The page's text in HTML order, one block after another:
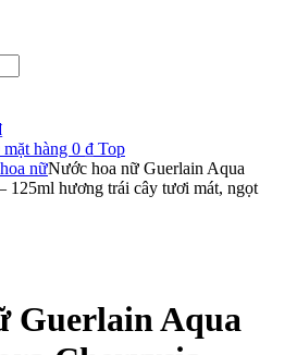
mặt hàng 0 ₫ Top
nữNước hoa nữ Guerlain Aqua
125ml hương trái cây tươi mát, ngọt
Guerlain Aqua